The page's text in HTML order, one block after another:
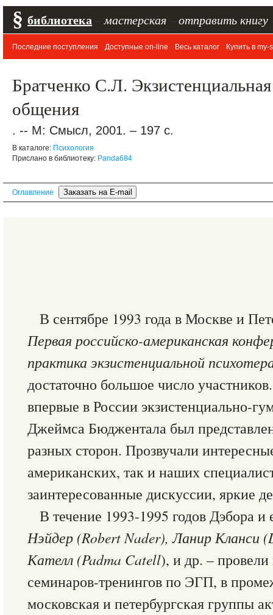
§ библиотека мастерская отправить книгу
Последние поступления Доступные on-line Весь каталог Купить в my-
Братченко С.Л.
общения
. -- М: Смысл, 2001. – 197 с.
В каталоге: Психология
Прислано в библиотеку: Panda684
Оглавление
В сентябре 1993 года в Москве и
Первая российско-американская
практика экзистенциальной
достаточно большое число
впервые в России экзистенциально-
Джеймса Бюджентала был
разных сторон. Прозвучали
американских, так и наших
заинтересованные дискуссии, яркие
В течение 1993-1995 годов Дэбора и
Нэйдер (Robert Nader), Ланир Кланси
Кателл (Padma Catell), и др. –
семинаров-тренингов по ЭГП, в
московская и петербургская группы